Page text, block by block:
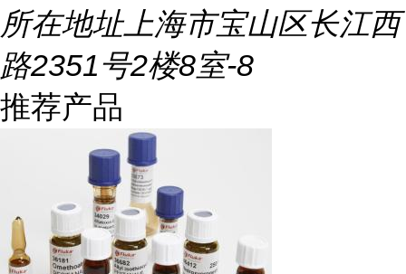
所在地址上海市宝山区长江西
路2351号2楼8室-8
推荐产品